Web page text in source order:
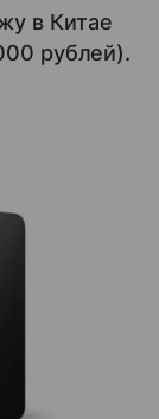
в Китае
рублей).